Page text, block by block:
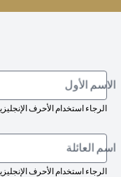
الرجاء استخدام الأحرف
الاسم الأول
الرجاء استخدام الأحرف
اسم العائلة